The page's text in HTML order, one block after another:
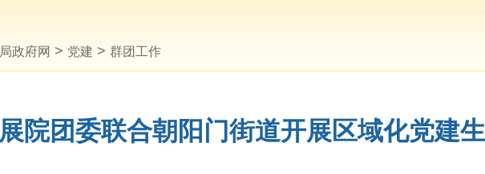
政府网 > 党建 > 群团工作
院团委联合朝阳门街道开展区域化党建